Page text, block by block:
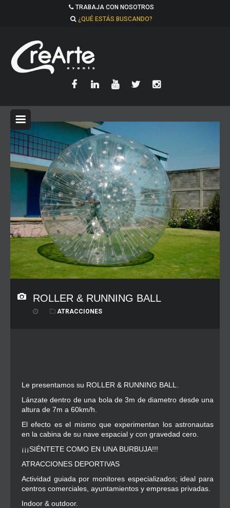
TRABAJA CON NOSOTROS
¿QUÉ ESTÁS BUSCANDO?
ROLLER & RUNNING BALL
ATRACCIONES
Le presentamos su ROLLER & RUNNING BALL.
Lánzate dentro de una bola de 3m de diametro desde una
altura de 7m a 60km/h.
El efecto es el mismo que experimentan los astronautas
en la cabina de su nave espacial y con gravedad cero.
¡¡¡SIÉNTETE COMO EN UNA BURBUJA!!!
ATRACCIONES DEPORTIVAS
Actividad guiada por monitores especializados; ideal para
centros comerciales, ayuntamientos y empresas privadas.
Indoor & outdoor.